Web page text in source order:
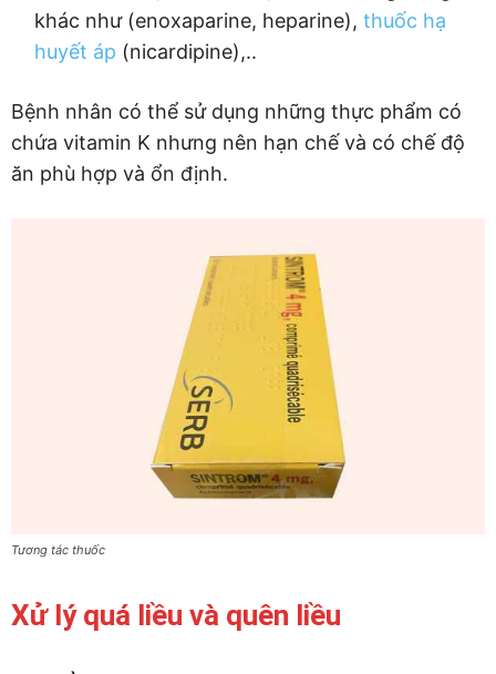
khác như (enoxaparine, heparine), thuốc hạ
huyết áp (nicardipine),..
Bệnh nhân có thể sử dụng những thực phẩm có
chứa vitamin K nhưng nên hạn chế và có chế độ
ăn phù hợp và ổn định.
Tương tác thuốc
Xử lý quá liều và quên liều